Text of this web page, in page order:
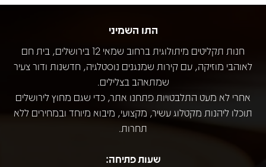
התו השמיני
חנות תקליטים מיתולוגית ברחוב שמאי 12 בירושלים, בית חם
לאוהבי מוזיקה, עם קירות שמנגנים נוסטלגיה, חדשנות ודור צעיר
שמתאהב בצלילים.
אחרי לא מעט התלבטויות פתחנו אתר, כדי שגם מחוץ לירושלים
תוכלו ליהנות מקטלוג עשיר, מקצועי, מיבוא מיוחד ובמחירים ללא
תחרות.
שעות פתיחה: